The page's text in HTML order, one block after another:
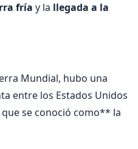
fría y la llegada a la
Mundial, hubo una
entre los Estados Unidos
que se conoció como** la